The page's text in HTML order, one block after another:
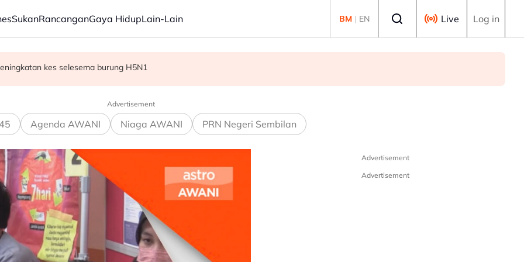
SukanRancanganGaya HidupLain-Lain BM | EN Live Log in
masih anggota sah
kes selesema burung H5N1
bilion menjelang 2030 - Amirudin
Advertisement
Agenda AWANI Niaga AWANI PRN Negeri Sembilan
Advertisement
Advertisement